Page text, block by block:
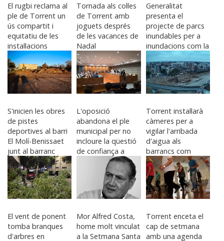
El rugbi reclama al
ple de Torrent un
ús compartit i
equitatiu de les
instal·lacions
esportives
Tornada als col·les
de Torrent amb
joguets després
de les vacances de
Nadal
Generalitat
presenta el
projecte de parcs
inundables per a
inundacions com la
S'inicien les obres
de pistes
deportives al barri
El Molí-Benissaet
junt al barranc
L'oposició
abandona el ple
municipal per no
incloure la qüestió
de confiança a
Torrent instal·larà
càmeres per a
vigilar l'arribada
d'aigua als
barrancs com
Paiporta
El vent de ponent
tomba branques
d'arbres en
Mor Alfred Costa,
home molt vinculat
a la Setmana Santa
Torrent enceta el
cap de setmana
amb una agenda